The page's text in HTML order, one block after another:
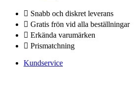
Snabb och diskret leverans
Gratis frön vid alla beställningar
Erkända varumärken
Prismatchning
Kundservice